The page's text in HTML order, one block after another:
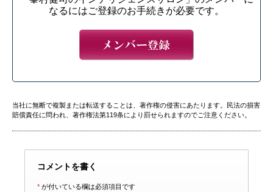
なるにはご登録のお手続きが必要です。
当社に無断で複製または転送することは、著作権の侵害にあたります。民法の損害
賠償責任に問われ、著作権法第119条により罰せられますのでご注意ください。
コメントを書く
* が付いている欄は必須項目です